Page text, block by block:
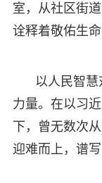
室，从社区街
诠释着敬佑生命
以人民智
力量。在以习
下，曾无数次
迎难而上，谱